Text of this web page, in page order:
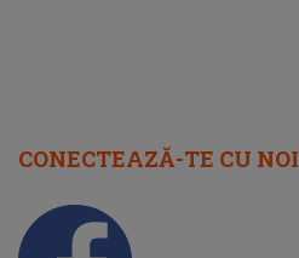
CONECTEAZĂ-TE CU NOI